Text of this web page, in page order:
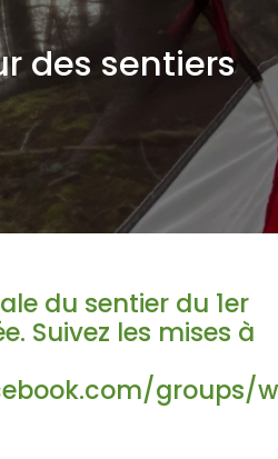
des sentiers
du sentier du 1er
Suivez les mises à
groups/